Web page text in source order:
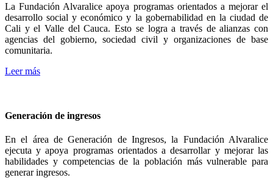
La Fundación Alvaralice apoya programas orientados a mejorar el
desarrollo social y económico y la gobernabilidad en la ciudad de
Cali y el Valle del Cauca. Esto se logra a través de alianzas con
agencias del gobierno, sociedad civil y organizaciones de base
comunitaria.
Leer más
Generación de ingresos
En el área de Generación de Ingresos, la Fundación Alvaralice
ejecuta y apoya programas orientados a desarrollar y mejorar las
habilidades y competencias de la población más vulnerable para
generar ingresos.